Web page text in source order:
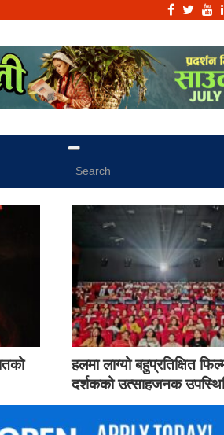
हलमा लाग्यो बहुप्रतिक्षित
दर्शकको उत्साहजनक